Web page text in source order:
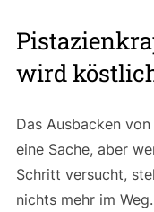
wird
Das Ausbacken
eine Sache, aber
Schritt versucht,
nichts mehr im